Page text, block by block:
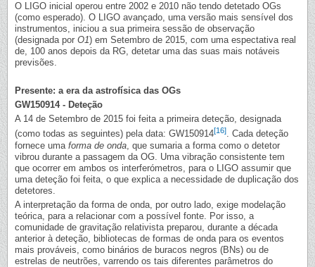
O LIGO inicial operou entre 2002 e 2010 não tendo detetado OGs
(como esperado). O LIGO avançado, uma versão mais sensível dos
instrumentos, iniciou a sua primeira sessão de observação
(designada por O1) em Setembro de 2015, com uma espectativa real
de, 100 anos depois da RG, detetar uma das suas mais notáveis
previsões.
Presente: a era da astrofísica das OGs
GW150914 - Deteção
A 14 de Setembro de 2015 foi feita a primeira deteção, designada
(como todas as seguintes) pela data: GW150914[16]. Cada deteção
fornece uma forma de onda , que sumaria a forma como o detetor
vibrou durante a passagem da OG. Uma vibração consistente tem
que ocorrer em ambos os interferómetros, para o LIGO assumir que
uma deteção foi feita, o que explica a necessidade de duplicação dos
detetores.
A interpretação da forma de onda, por outro lado, exige modelação
teórica, para a relacionar com a possível fonte. Por isso, a
comunidade de gravitação relativista preparou, durante a década
anterior à deteção, bibliotecas de formas de onda para os eventos
mais prováveis, como binários de buracos negros (BNs) ou de
estrelas de neutrões, varrendo os tais diferentes parâmetros do